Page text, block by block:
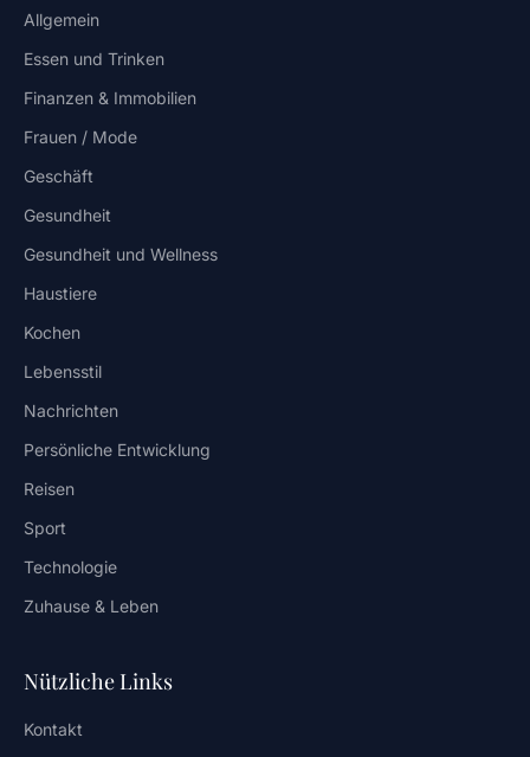
Allgemein
Essen und Trinken
Finanzen & Immobilien
Frauen / Mode
Geschäft
Gesundheit
Gesundheit und Wellness
Haustiere
Kochen
Lebensstil
Nachrichten
Persönliche Entwicklung
Reisen
Sport
Technologie
Zuhause & Leben
Nützliche Links
Kontakt